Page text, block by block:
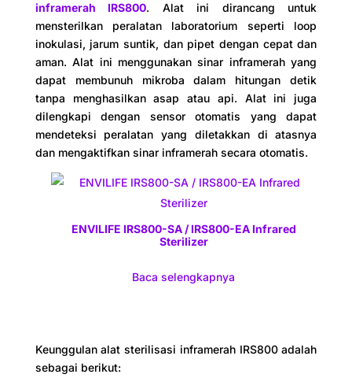
inframerah IRS800. Alat ini dirancang untuk
mensterilkan peralatan laboratorium seperti loop
inokulasi, jarum suntik, dan pipet dengan cepat dan
aman. Alat ini menggunakan sinar inframerah yang
dapat membunuh mikroba dalam hitungan detik
tanpa menghasilkan asap atau api. Alat ini juga
dilengkapi dengan sensor otomatis yang dapat
mendeteksi peralatan yang diletakkan di atasnya
dan mengaktifkan sinar inframerah secara otomatis.
ENVILIFE IRS800-SA / IRS800-EA Infrared
Sterilizer
Baca selengkapnya
Keunggulan alat sterilisasi inframerah IRS800 adalah
sebagai berikut: